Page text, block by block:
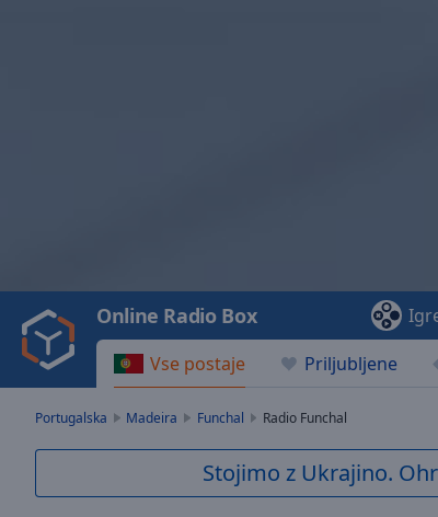
Video
Play
Backward
Skip
Current
Vse postaje Priljubljene
Online Radio Box
Portugalska Madeira Funchal Radio Funchal
Stojimo z Ukrajino.